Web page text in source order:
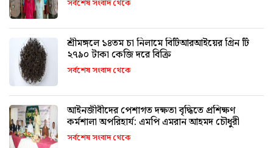
সর্বশেষ সংবাদ থেকে
শ্রীমঙ্গলে ১৪তম চা নিলামে বিটিআরআইয়ের গ্রিন টি
২৭৯০ টাকা কেজি দরে বিক্রি
সর্বশেষ সংবাদ থেকে
আইনজীবীদের পেশাগত দক্ষতা বৃদ্ধিতে প্রশিক্ষণ
কর্মশালা অপরিহার্য: এমপি এমরান আহমদ চৌধুরী
সর্বশেষ সংবাদ থেকে